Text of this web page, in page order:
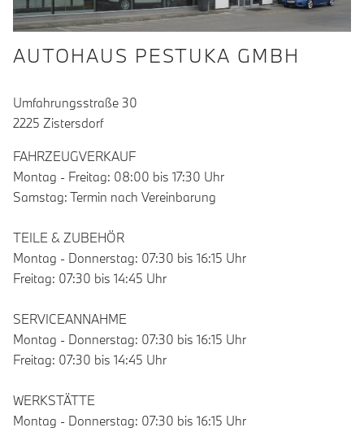
AUTOHAUS PESTUKA GMBH
Umfahrungsstraße 30
2225 Zistersdorf
FAHRZEUGVERKAUF
Montag - Freitag: 08:00 bis 17:30 Uhr
Samstag: Termin nach Vereinbarung
TEILE & ZUBEHÖR
Montag - Donnerstag: 07:30 bis 16:15 Uhr
Freitag: 07:30 bis 14:45 Uhr
SERVICEANNAHME
Montag - Donnerstag: 07:30 bis 16:15 Uhr
Freitag: 07:30 bis 14:45 Uhr
WERKSTÄTTE
Montag - Donnerstag: 07:30 bis 16:15 Uhr